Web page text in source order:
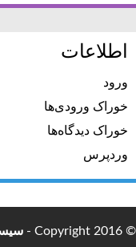
اطلاعات
ورود
خوراک ورودی‌ها
خوراک دیدگاه‌ها
وردپرس
© Copyright 2016 -